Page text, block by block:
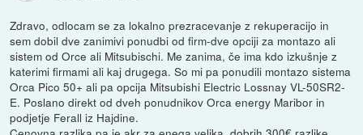
Zdravo, odlocam se za lokalno prezracevanje z rekuperacijo in
sem dobil dve zanimivi ponudbi od firm-dve opciji za montazo ali
sistem od Orce ali Mitsubischi. Me zanima, če ima kdo izkušnje z
katerimi firmami ali kaj drugega. So mi pa ponudili montazo sistema
Orca Pico 50+ ali pa opcija Mitsubishi Electric Lossnay VL-50SR2-
E. Poslano direkt od dveh ponudnikov Orca energy Maribor in
podjetje Ferall iz Hajdine.